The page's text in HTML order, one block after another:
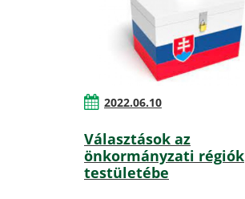
2022.06.10
Választások az
önkormányzati régiók
testületébe